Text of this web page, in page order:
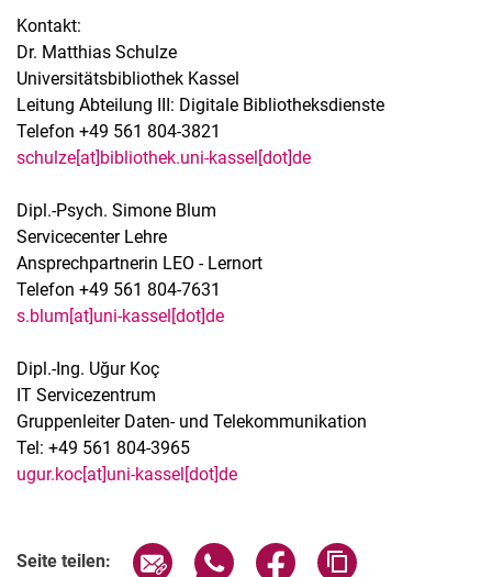
Kontakt:
Dr. Matthias Schulze
Universitätsbibliothek Kassel
Leitung Abteilung III: Digitale Bibliotheksdienste
Telefon +49 561 804-3821
schulze[at]bibliothek.uni-kassel[dot]de
Dipl.-Psych. Simone Blum
Servicecenter Lehre
Ansprechpartnerin LEO - Lernort
Telefon +49 561 804-7631
s.blum[at]uni-kassel[dot]de
Dipl.-Ing. Uğur Koç
IT Servicezentrum
Gruppenleiter Daten- und Telekommunikation
Tel: +49 561 804-3965
ugur.koc[at]uni-kassel[dot]de
Seite teilen: Seite über E-Mail teilen
Seite über WhatsApp teilen
Seite über Facebook